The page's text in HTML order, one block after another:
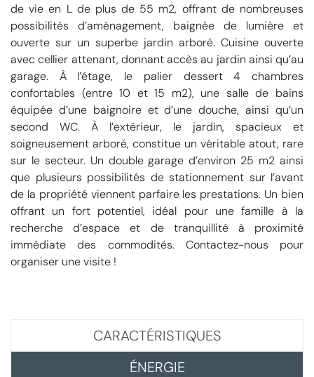
de vie en L de plus de 55 m2, offrant de nombreuses
possibilités d’aménagement, baignée de lumière et
ouverte sur un superbe jardin arboré. Cuisine ouverte
avec cellier attenant, donnant accès au jardin ainsi qu’au
garage. À l’étage, le palier dessert 4 chambres
confortables (entre 10 et 15 m2), une salle de bains
équipée d’une baignoire et d’une douche, ainsi qu’un
second WC. À l’extérieur, le jardin, spacieux et
soigneusement arboré, constitue un véritable atout, rare
sur le secteur. Un double garage d’environ 25 m2 ainsi
que plusieurs possibilités de stationnement sur l’avant
de la propriété viennent parfaire les prestations. Un bien
offrant un fort potentiel, idéal pour une famille à la
recherche d’espace et de tranquillité à proximité
immédiate des commodités. Contactez-nous pour
organiser une visite !
CARACTÉRISTIQUES
ÉNERGIE